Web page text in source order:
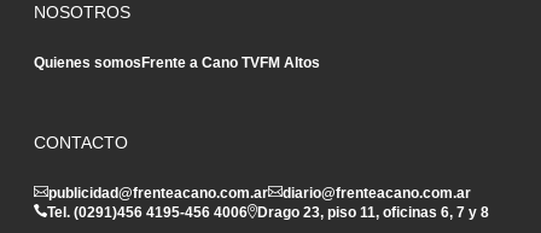
NOSOTROS
Quienes somosFrente a Cano TVFM Altos
CONTACTO
publicidad@frenteacano.com.ar
diario@frenteacano.com.ar
Tel. (0291)456 4195-456 4006 Drago 23, piso 11, oficinas 6, 7 y 8